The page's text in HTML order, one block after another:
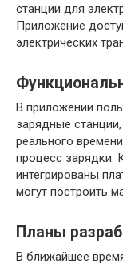
станции для
Приложение
электрических
В приложении
зарядные
реального
процесс зарядки.
интегрированы
могут построить
Планы
В ближайшее